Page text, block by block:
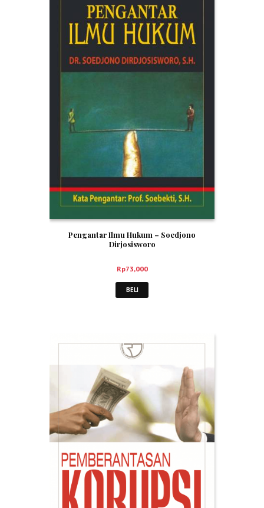
Pengantar Ilmu Hukum – Soedjono
Dirjosisworo
Rp73,000
BELI